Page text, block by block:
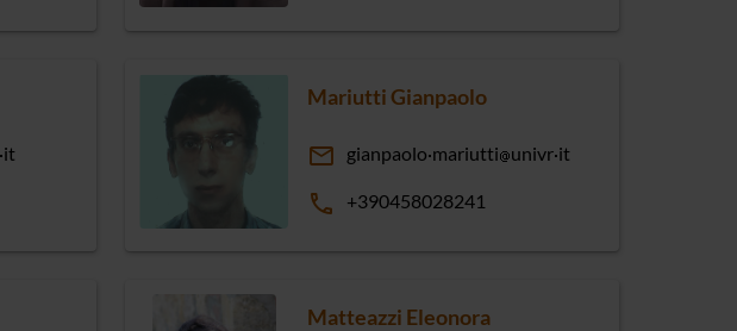
it
Mariutti Gianpaolo
email gianpaolo mariutti univr it
phone +390458028241
Matteazzi Eleonora